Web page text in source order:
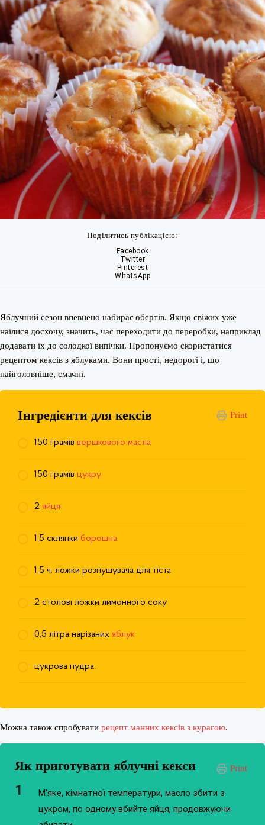
Поділитись публікацією:
Facebook
Twitter
Pinterest
WhatsApp
Яблучний сезон впевнено набирає обертів. Якщо свіжих уже
наїлися досхочу, значить, час переходити до переробки, наприклад
додавати їх до солодкої випічки. Пропонуємо скористатися
рецептом кексів з яблуками. Вони прості, недорогі і, що
найголовніше, смачні.
Print
Інгредієнти для кексів
150 грамів вершкового масла
150 грамів цукру
2 яйця
1,5 склянки борошна
1,5 ч. ложки розпушувача для тіста
2 столові ложки лимонного соку
0,5 літра нарізаних яблук
цукрова пудра.
Можна також спробувати рецепт манних кексів з курагою.
Print
Як приготувати яблучні кекси
М’яке, кімнатної температури, масло збити з
цукром, по одному вбийте яйця, продовжуючи